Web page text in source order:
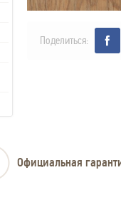
Поделиться:
Официальная